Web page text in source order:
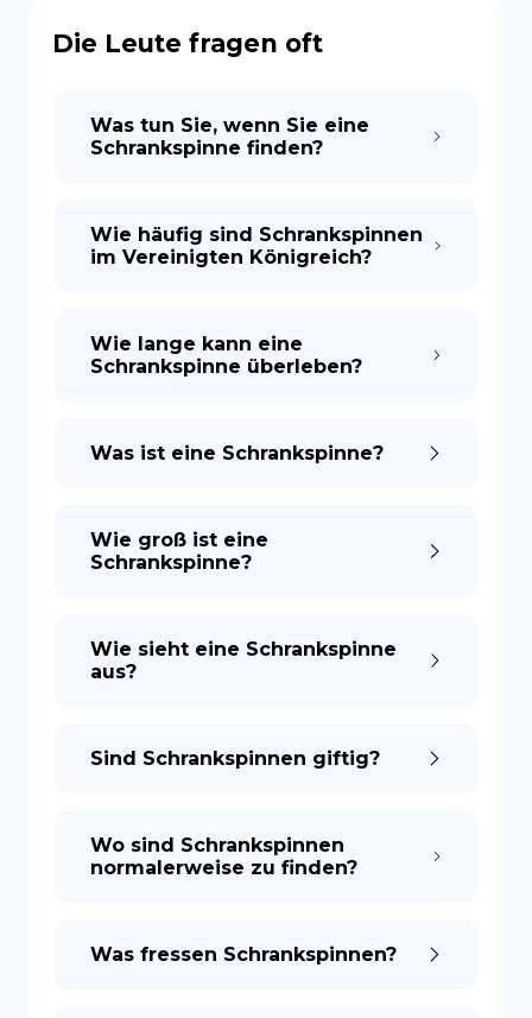
Die Leute fragen oft
Was tun Sie, wenn Sie eine
Schrankspinne finden?
Wie häufig sind Schrankspinnen
im Vereinigten Königreich?
Wie lange kann eine
Schrankspinne überleben?
Was ist eine Schrankspinne?
Wie groß ist eine
Schrankspinne?
Wie sieht eine Schrankspinne
aus?
Sind Schrankspinnen giftig?
Wo sind Schrankspinnen
normalerweise zu finden?
Was fressen Schrankspinnen?